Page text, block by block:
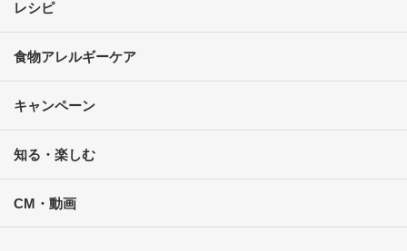
レシピ
食物アレルギーケア
キャンペーン
知る・楽しむ
CM・動画